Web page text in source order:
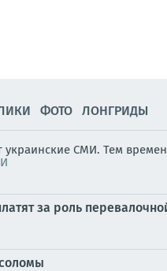
ФОТО ЛОНГРИДЫ
СМИ. Тем
за роль